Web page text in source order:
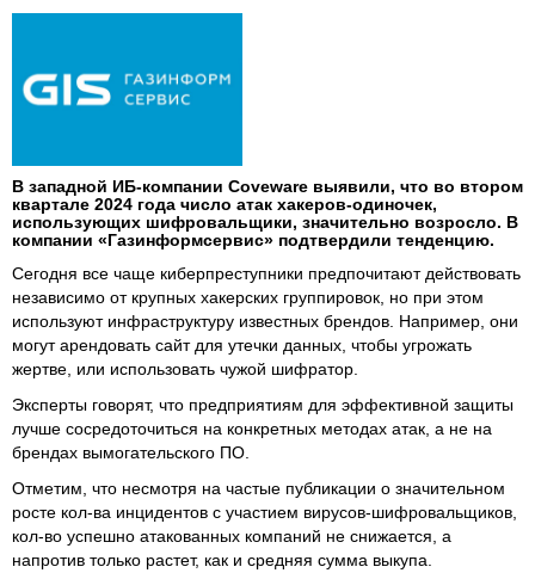
В западной ИБ-компании Coveware выявили, что во втором
квартале 2024 года число атак хакеров-одиночек,
использующих шифровальщики, значительно возросло. В
компании «Газинформсервис» подтвердили тенденцию.
Сегодня все чаще киберпреступники предпочитают действовать
независимо от крупных хакерских группировок, но при этом
используют инфраструктуру известных брендов. Например, они
могут арендовать сайт для утечки данных, чтобы угрожать
жертве, или использовать чужой шифратор.
Эксперты говорят, что предприятиям для эффективной защиты
лучше сосредоточиться на конкретных методах атак, а не на
брендах вымогательского ПО.
Отметим, что несмотря на частые публикации о значительном
росте кол-ва инцидентов с участием вирусов-шифровальщиков,
кол-во успешно атакованных компаний не снижается, а
напротив только растет, как и средняя сумма выкупа.